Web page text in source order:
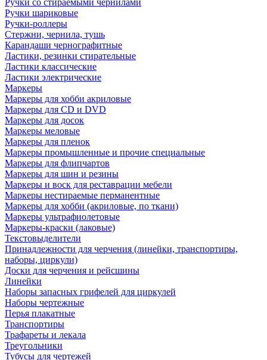
Ручки со стираемыми чернилами
Ручки шариковые
Ручки-роллеры
Стержни, чернила, тушь
Карандаши чернографитные
Ластики, резинки стирательные
Ластики классические
Ластики электрические
Маркеры
Маркеры для хобби акриловые
Маркеры для CD и DVD
Маркеры для досок
Маркеры меловые
Маркеры для пленок
Маркеры промышленные и прочие специальные
Маркеры для флипчартов
Маркеры для шин и резины
Маркеры и воск для реставрации мебели
Маркеры нестираемые перманентные
Маркеры для хобби (акриловые, по ткани)
Маркеры ультрафиолетовые
Маркеры-краски (лаковые)
Текстовыделители
Принадлежности для черчения (линейки, транспортиры,
наборы, циркули)
Доски для черчения и рейсшины
Линейки
Наборы запасных грифелей для циркулей
Наборы чертежные
Перья плакатные
Транспортиры
Трафареты и лекала
Треугольники
Тубусы для чертежей